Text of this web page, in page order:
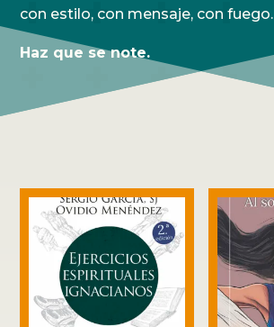
con estilo, con mensaje, con fuego.
Haz que se note.